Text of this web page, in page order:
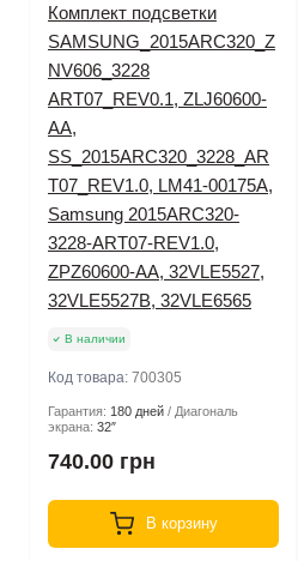
Комплект подсветки
SAMSUNG_2015ARC320_Z
NV606_3228
ART07_REV0.1, ZLJ60600-
AA,
SS_2015ARC320_3228_AR
T07_REV1.0, LM41-00175A,
Samsung 2015ARC320-
3228-ART07-REV1.0,
ZPZ60600-AA, 32VLE5527,
32VLE5527B, 32VLE6565
В наличии
Код товара: 700305
Гарантия: 180 дней
Диагональ
экрана: 32″
740.00 грн
В корзину